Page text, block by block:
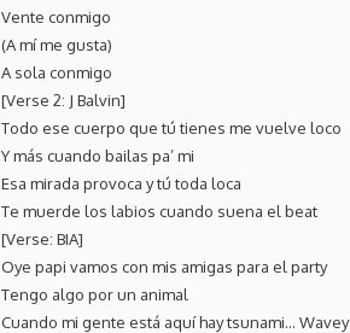
Vente conmigo
(A mí me gusta)
A sola conmigo
[Verse 2: J Balvin]
Todo ese cuerpo que tú tienes me vuelve loco
Y más cuando bailas pa’ mi
Esa mirada provoca y tú toda loca
Te muerde los labios cuando suena el beat
[Verse: BIA]
Oye papi vamos con mis amigas para el party
Tengo algo por un animal
Cuando mi gente está aquí hay tsunami… Wavey